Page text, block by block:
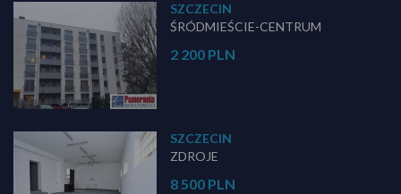
SZCZECIN
ŚRÓDMIEŚCIE-CENTRUM
2 200 PLN
SZCZECIN
ZDROJE
8 500 PLN